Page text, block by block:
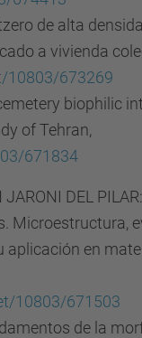
de alta
a vivienda
10803/673269
biophilic
of Tehran,
671834
DEL
Microestructura,
aplicación en
10803/671503
de la